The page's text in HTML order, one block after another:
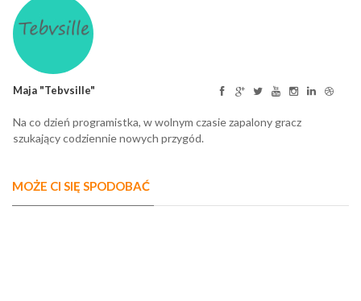
Maja "Tebvsille"
Na co dzień programistka, w wolnym czasie zapalony gracz
szukający codziennie nowych przygód.
MOŻE CI SIĘ SPODOBAĆ